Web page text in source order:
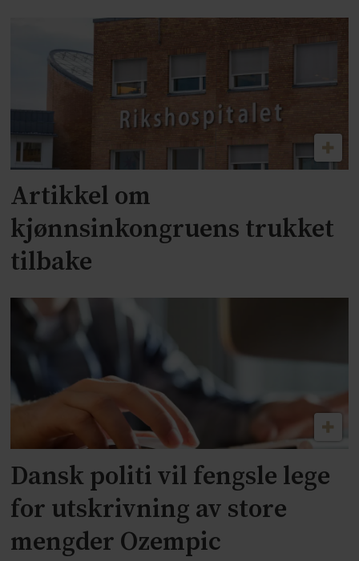
Artikkel om
kjønnsinkongruens trukket
tilbake
Dansk politi vil fengsle lege
for utskrivning av store
mengder Ozempic